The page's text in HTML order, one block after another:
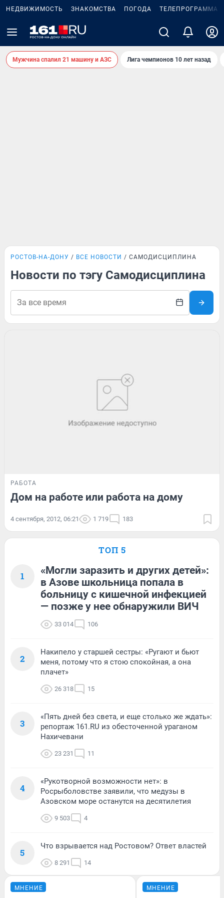
НЕДВИЖИМОСТЬ ЗНАКОМСТВА ПОГОДА ТЕЛЕПРОГРАММА
Мужчина спалил 21 машину и АЗС Лига чемпионов 10 лет назад
РОСТОВ-НА-ДОНУ ВСЕ НОВОСТИ САМОДИСЦИПЛИНА
Новости по тэгу Самодисциплина
РАБОТА
Дом на работе или работа на дому
4 сентября, 2012, 06:21 1 719 183
ТОП 5
1
«Могли заразить и других детей»:
в Азове школьница попала в
больницу с кишечной инфекцией
— позже у нее обнаружили ВИЧ
33 014 106
2
Накипело у старшей сестры: «Ругают и бьют
меня, потому что я стою спокойная, а она
плачет»
26 318 15
3
«Пять дней без света, и еще столько же ждать»:
репортаж 161.RU из обесточенной ураганом
Нахичевани
23 231 11
4
«Рукотворной возможности нет»: в
Росрыболовстве заявили, что медузы в
Азовском море останутся на десятилетия
9 503 4
5
Что взрывается над Ростовом? Ответ властей
8 291 14
МНЕНИЕ МНЕНИЕ